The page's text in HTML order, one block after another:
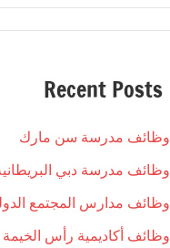
Recent Posts
وظائف مدرسة سن مارك
وظائف مدرسة دبي
وظائف مدارس المجتمع
وظائف أكاديمية رأس الخيمة